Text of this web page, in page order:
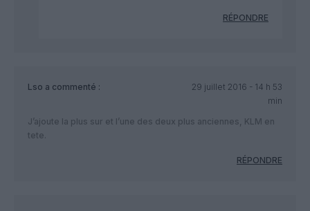
RÉPONDRE
Lso a commenté :
29 juillet 2016 - 14 h 53
min
J’ajoute la plus sur et l’une des deux plus anciennes, KLM en
tete.
RÉPONDRE